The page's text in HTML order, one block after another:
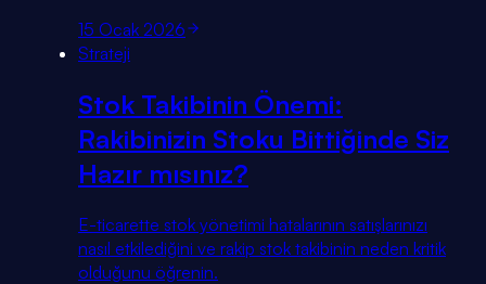
15 Ocak 2026
Strateji
Stok Takibinin Önemi:
Rakibinizin Stoku Bittiğinde Siz
Hazır mısınız?
E-ticarette stok yönetimi hatalarının satışlarınızı
nasıl etkilediğini ve rakip stok takibinin neden kritik
olduğunu öğrenin.